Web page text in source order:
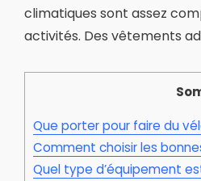
climatiques sont assez
activités. Des vêtements
Que porter pour faire du
Comment choisir les
Quel type d’équipement